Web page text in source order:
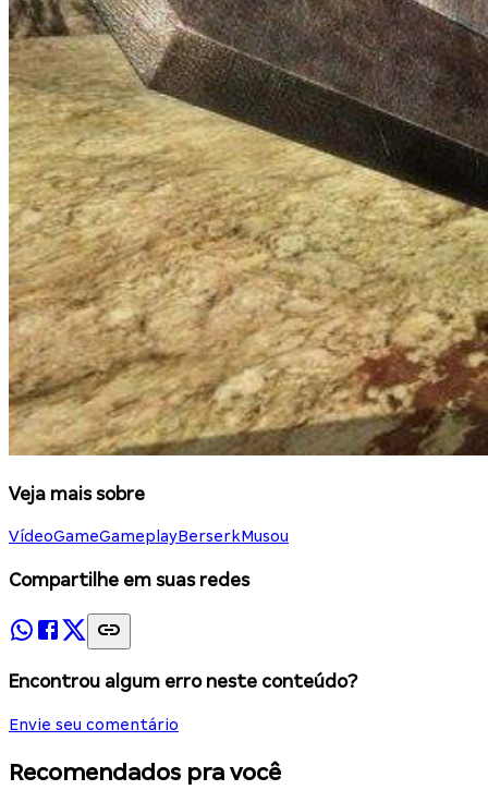
Veja mais sobre
VídeoGameGameplayBerserkMusou
Compartilhe em suas redes
Encontrou algum erro neste conteúdo?
Envie seu comentário
Recomendados pra você